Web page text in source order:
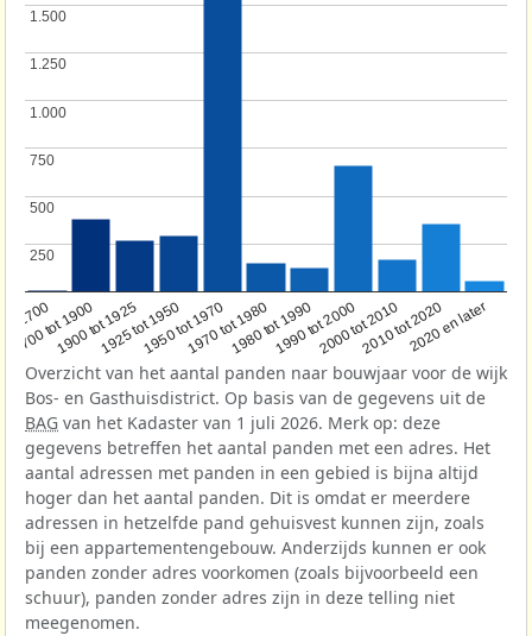
1700
1700 tot 1900
1900 tot 19251925 tot 19501950 tot 19701970 tot 19801980 tot 19901990 tot 20002000 tot 20102010 tot 20202020 en later
250
250
500
500
750
750
1.000
1.000
1.250
1.250
1.500
1.500
Overzicht van het aantal panden naar bouwjaar voor de wijk
Bos- en Gasthuisdistrict. Op basis van de gegevens uit de
BAG van het Kadaster van 1 juli 2026. Merk op: deze
gegevens betreffen het aantal panden met een adres. Het
aantal adressen met panden in een gebied is bijna altijd
hoger dan het aantal panden. Dit is omdat er meerdere
adressen in hetzelfde pand gehuisvest kunnen zijn, zoals
bij een appartementengebouw. Anderzijds kunnen er ook
panden zonder adres voorkomen (zoals bijvoorbeeld een
schuur), panden zonder adres zijn in deze telling niet
meegenomen.